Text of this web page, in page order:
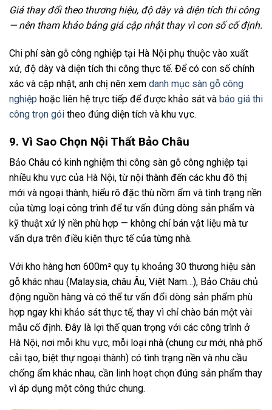
Giá thay đổi theo thương hiệu, độ dày và diện tích thi công
— nên tham khảo bảng giá cập nhật thay vì con số cố định.
Chi phí sàn gỗ công nghiệp tại Hà Nội phụ thuộc vào xuất
xứ, độ dày và diện tích thi công thực tế. Để có con số chính
xác và cập nhật, anh chị nên xem danh mục sàn gỗ công
nghiệp hoặc liên hệ trực tiếp để được khảo sát và báo giá thi
công trọn gói theo đúng diện tích và khu vực.
9. Vì Sao Chọn Nội Thất Bảo Châu
Bảo Châu có kinh nghiệm thi công sàn gỗ công nghiệp tại
nhiều khu vực của Hà Nội, từ nội thành đến các khu đô thị
mới và ngoại thành, hiểu rõ đặc thù nồm ẩm và tình trạng nền
của từng loại công trình để tư vấn đúng dòng sản phẩm và
kỹ thuật xử lý nền phù hợp — không chỉ bán vật liệu mà tư
vấn dựa trên điều kiện thực tế của từng nhà.
Với kho hàng hơn 600m² quy tụ khoảng 30 thương hiệu sàn
gỗ khác nhau (Malaysia, châu Âu, Việt Nam…), Bảo Châu chủ
động nguồn hàng và có thể tư vấn đổi dòng sản phẩm phù
hợp ngay khi khảo sát thực tế, thay vì chỉ chào bán một vài
mẫu cố định. Đây là lợi thế quan trọng với các công trình ở
Hà Nội, nơi mỗi khu vực, mỗi loại nhà (chung cư mới, nhà phố
cải tạo, biệt thự ngoại thành) có tình trạng nền và nhu cầu
chống ẩm khác nhau, cần linh hoạt chọn đúng sản phẩm thay
vì áp dụng một công thức chung.